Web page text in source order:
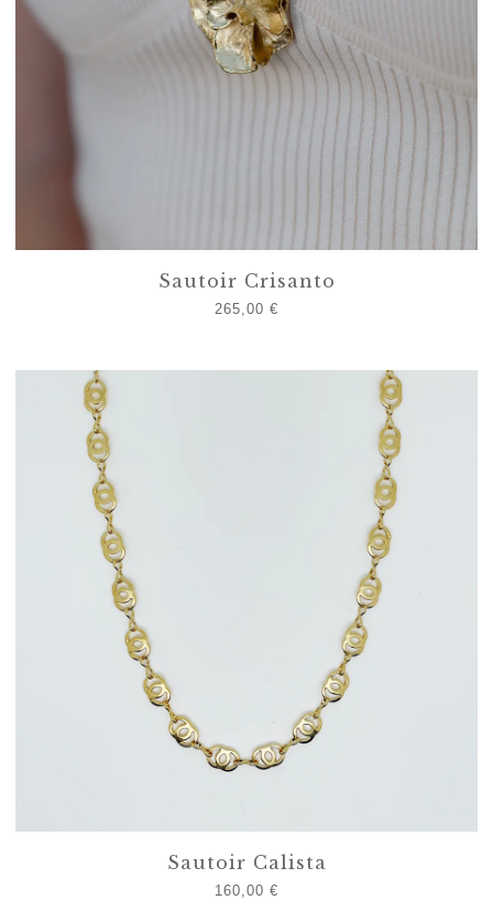
Sautoir Crisanto
265,00 €
Sautoir Calista
160,00 €